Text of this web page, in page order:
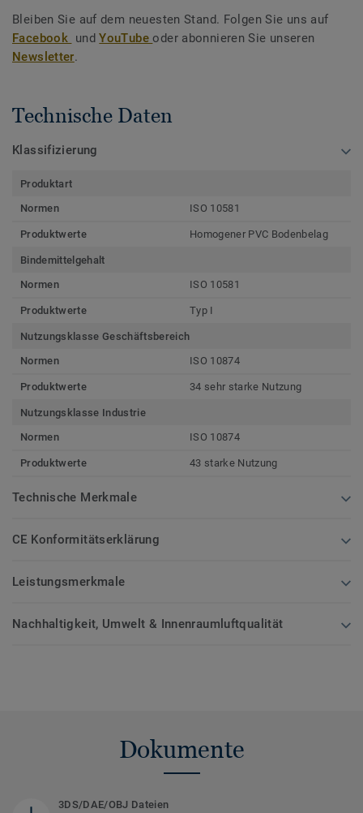
Bleiben Sie auf dem neuesten Stand. Folgen Sie uns auf
Facebook undYouTubeoder abonnieren Sie unseren
Newsletter.
Technische Daten
Klassifizierung
Produktart
Normen
ISO 10581
Produktwerte Homogener PVC Bodenbelag
Bindemittelgehalt
Normen
ISO 10581
Produktwerte Typ I
Nutzungsklasse Geschäftsbereich
Normen
ISO 10874
Produktwerte 34 sehr starke Nutzung
Nutzungsklasse Industrie
Normen
ISO 10874
Produktwerte 43 starke Nutzung
Technische Merkmale
CE Konformitätserklärung
Leistungsmerkmale
Nachhaltigkeit, Umwelt & Innenraumluftqualität
Dokumente
3DS/DAE/OBJ Dateien